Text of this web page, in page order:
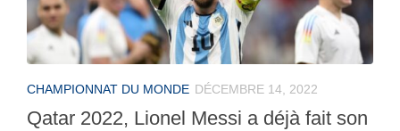
CHAMPIONNAT DU MONDE DÉCEMBRE 14, 2022
Qatar 2022, Lionel Messi a déjà fait son